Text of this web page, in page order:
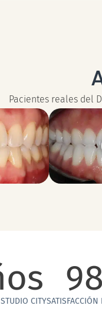
Pacientes reales del
CITYSATISFACCIÓN
98